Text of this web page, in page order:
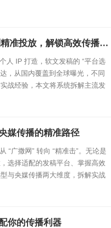
强度的装甲战争新体验！【都
2025年软文发稿平台全景指南：从类型解析到精准投放，解锁高效传播密码
人 IP 打造，软文发稿的 “平台选
，从国内覆盖到全球曝光，不同
战经验，本文将系统拆解主流发
传播路径。一、主流发稿平台类
媒传播的精准路径
“广撒网” 转向 “精准击”。无论是
选择适配的发稿平台、掌握高效
与央媒传播两大维度，拆解实战
：按需求匹配资源与能力不同品
你的传播利器